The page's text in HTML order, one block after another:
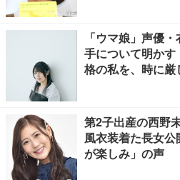
「ウマ娘」声優
手について明か
格の私を、時に厳
第2子出産の西野
風衣装着た長女
が楽しみ」の声